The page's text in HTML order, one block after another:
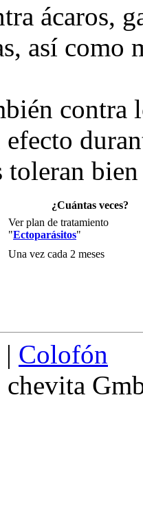
ácaros,
así como
contra
toleran
¿Cuántas veces?
Ver plan de tratamiento
"Ectoparásitos"
Una vez cada 2 meses
| Colofón